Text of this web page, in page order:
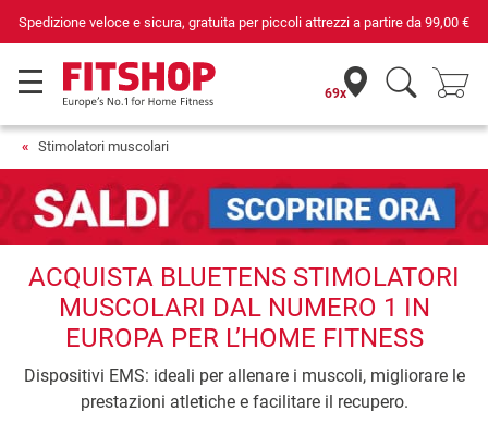
Spedizione veloce e sicura, gratuita per piccoli attrezzi a partire da 99,00 €
69x
Stimolatori muscolari
ACQUISTA BLUETENS STIMOLATORI
MUSCOLARI DAL NUMERO 1 IN
EUROPA PER L’HOME FITNESS
Dispositivi EMS: ideali per allenare i muscoli, migliorare le
prestazioni atletiche e facilitare il recupero.